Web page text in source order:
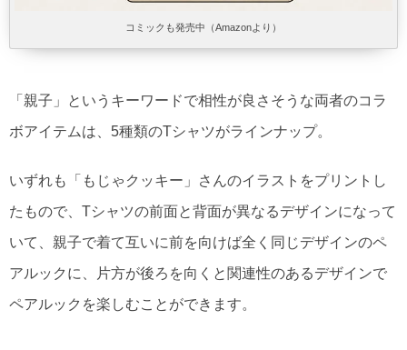
コミックも発売中（Amazonより）
「親子」というキーワードで相性が良さそうな両者のコラ
ボアイテムは、5種類のTシャツがラインナップ。
いずれも「もじゃクッキー」さんのイラストをプリントし
たもので、Tシャツの前面と背面が異なるデザインになって
いて、親子で着て互いに前を向けば全く同じデザインのペ
アルックに、片方が後ろを向くと関連性のあるデザインで
ペアルックを楽しむことができます。